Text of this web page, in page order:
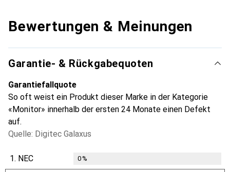
Bewertungen & Meinungen
Garantie- & Rückgabequoten
Garantiefallquote
So oft weist ein Produkt dieser Marke in der Kategorie
«Monitor» innerhalb der ersten 24 Monate einen Defekt
auf.
Quelle: Digitec Galaxus
1. NEC 0%